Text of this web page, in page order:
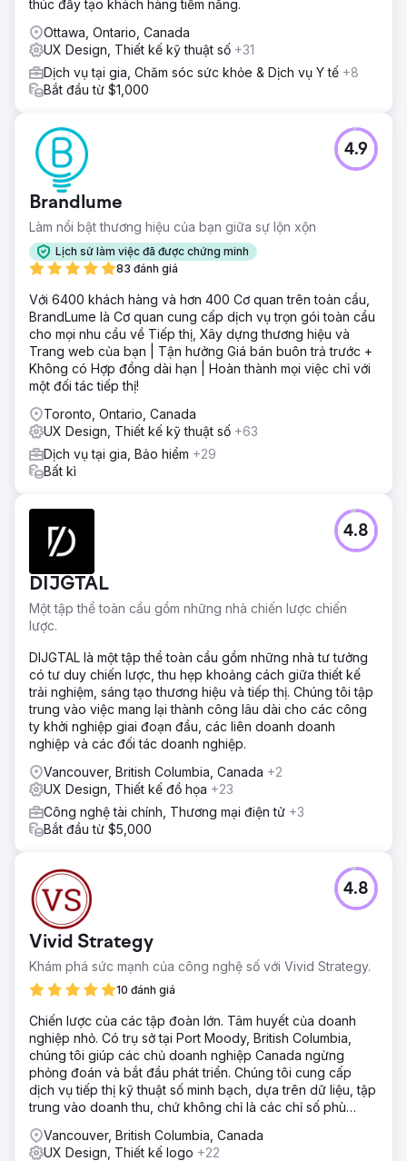
thúc đẩy tạo khách hàng tiềm năng.
Ottawa, Ontario, Canada
UX Design, Thiết kế kỹ thuật số +31
Dịch vụ tại gia, Chăm sóc sức khỏe & Dịch vụ Y tế +8
Bắt đầu từ $1,000
Brandlume
Làm nổi bật thương hiệu của bạn giữa sự lộn xộn
Lịch sử làm việc đã được chứng minh
83 đánh giá
4.9
Với 6400 khách hàng và hơn 400 Cơ quan trên toàn cầu,
BrandLume là Cơ quan cung cấp dịch vụ trọn gói toàn cầu
cho mọi nhu cầu về Tiếp thị, Xây dựng thương hiệu và
Trang web của bạn | Tận hưởng Giá bán buôn trả trước +
Không có Hợp đồng dài hạn | Hoàn thành mọi việc chỉ với
một đối tác tiếp thị!
Toronto, Ontario, Canada
UX Design, Thiết kế kỹ thuật số +63
Dịch vụ tại gia, Bảo hiểm +29
Bất kì
DIJGTAL
Một tập thể toàn cầu gồm những nhà chiến lược chiến
lược.
4.8
DIJGTAL là một tập thể toàn cầu gồm những nhà tư tưởng
có tư duy chiến lược, thu hẹp khoảng cách giữa thiết kế
trải nghiệm, sáng tạo thương hiệu và tiếp thị. Chúng tôi tập
trung vào việc mang lại thành công lâu dài cho các công
ty khởi nghiệp giai đoạn đầu, các liên doanh doanh
nghiệp và các đối tác doanh nghiệp.
Vancouver, British Columbia, Canada +2
UX Design, Thiết kế đồ họa +23
Công nghệ tài chính, Thương mại điện tử +3
Bắt đầu từ $5,000
Vivid Strategy
Khám phá sức mạnh của công nghệ số với Vivid Strategy.
10 đánh giá
4.8
Chiến lược của các tập đoàn lớn. Tâm huyết của doanh
nghiệp nhỏ. Có trụ sở tại Port Moody, British Columbia,
chúng tôi giúp các chủ doanh nghiệp Canada ngừng
phỏng đoán và bắt đầu phát triển. Chúng tôi cung cấp
dịch vụ tiếp thị kỹ thuật số minh bạch, dựa trên dữ liệu, tập
trung vào doanh thu, chứ không chỉ là các chỉ số phù
Vancouver, British Columbia, Canada
UX Design, Thiết kế logo +22